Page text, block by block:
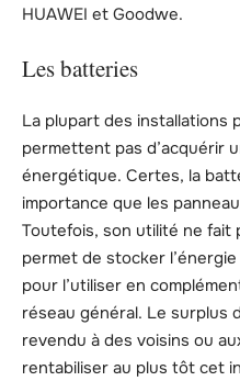
HUAWEI et Goodwe.
Les batteries
La plupart des installations
permettent pas d’acquérir
énergétique. Certes, la
importance que les
Toutefois, son utilité ne fait
permet de stocker
pour l’utiliser en
réseau général. Le surplus
revendu à des voisins ou
rentabiliser au plus tôt cet